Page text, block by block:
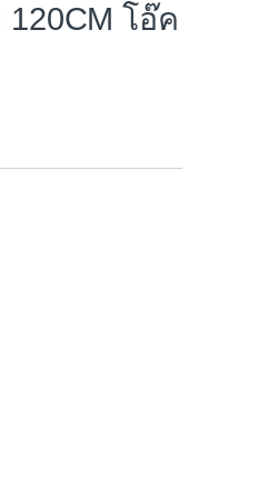
120CM โอ๊ค